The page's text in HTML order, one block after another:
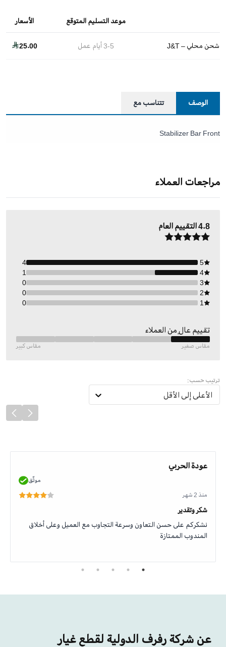
موعد التسليم المتوقع الأسعار
شحن محلي – J&T 3-5أيام عمل 25.00
الوصف تتناسب مع
Stabilizer Bar Front
مراجعات العملاء
4.8التقييم العام
5
4
4
1
3
0
2
0
1
0
تقييم عالٍ من العملاء
مقاس صغير مقاس كبير
ترتيب حسب:
الأعلى إلى الأقل
عودة الحربي
موثّق
منذ 2 شهر
شكر وتقدير
نشكركم على حسن التعاون وسرعة التجاوب مع العميل وعلى أخلاق
المندوب الممتازة
عن شركة رفرف الدولية لقطع غيار